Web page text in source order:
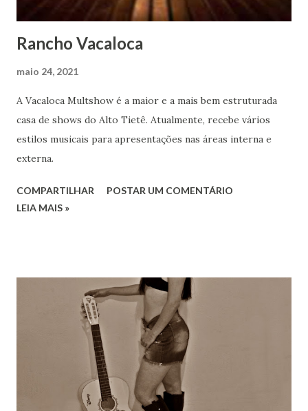
Rancho Vacaloca
maio 24, 2021
A Vacaloca Multshow é a maior e a mais bem estruturada
casa de shows do Alto Tietê. Atualmente, recebe vários
estilos musicais para apresentações nas áreas interna e
externa.
COMPARTILHAR
POSTAR UM COMENTÁRIO
LEIA MAIS »